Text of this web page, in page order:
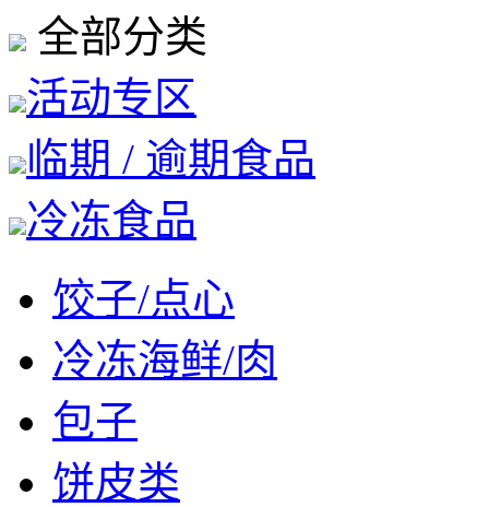
全部分类
活动专区
临期 / 逾期食品
冷冻食品
饺子/点心
冷冻海鲜/肉
包子
饼皮类